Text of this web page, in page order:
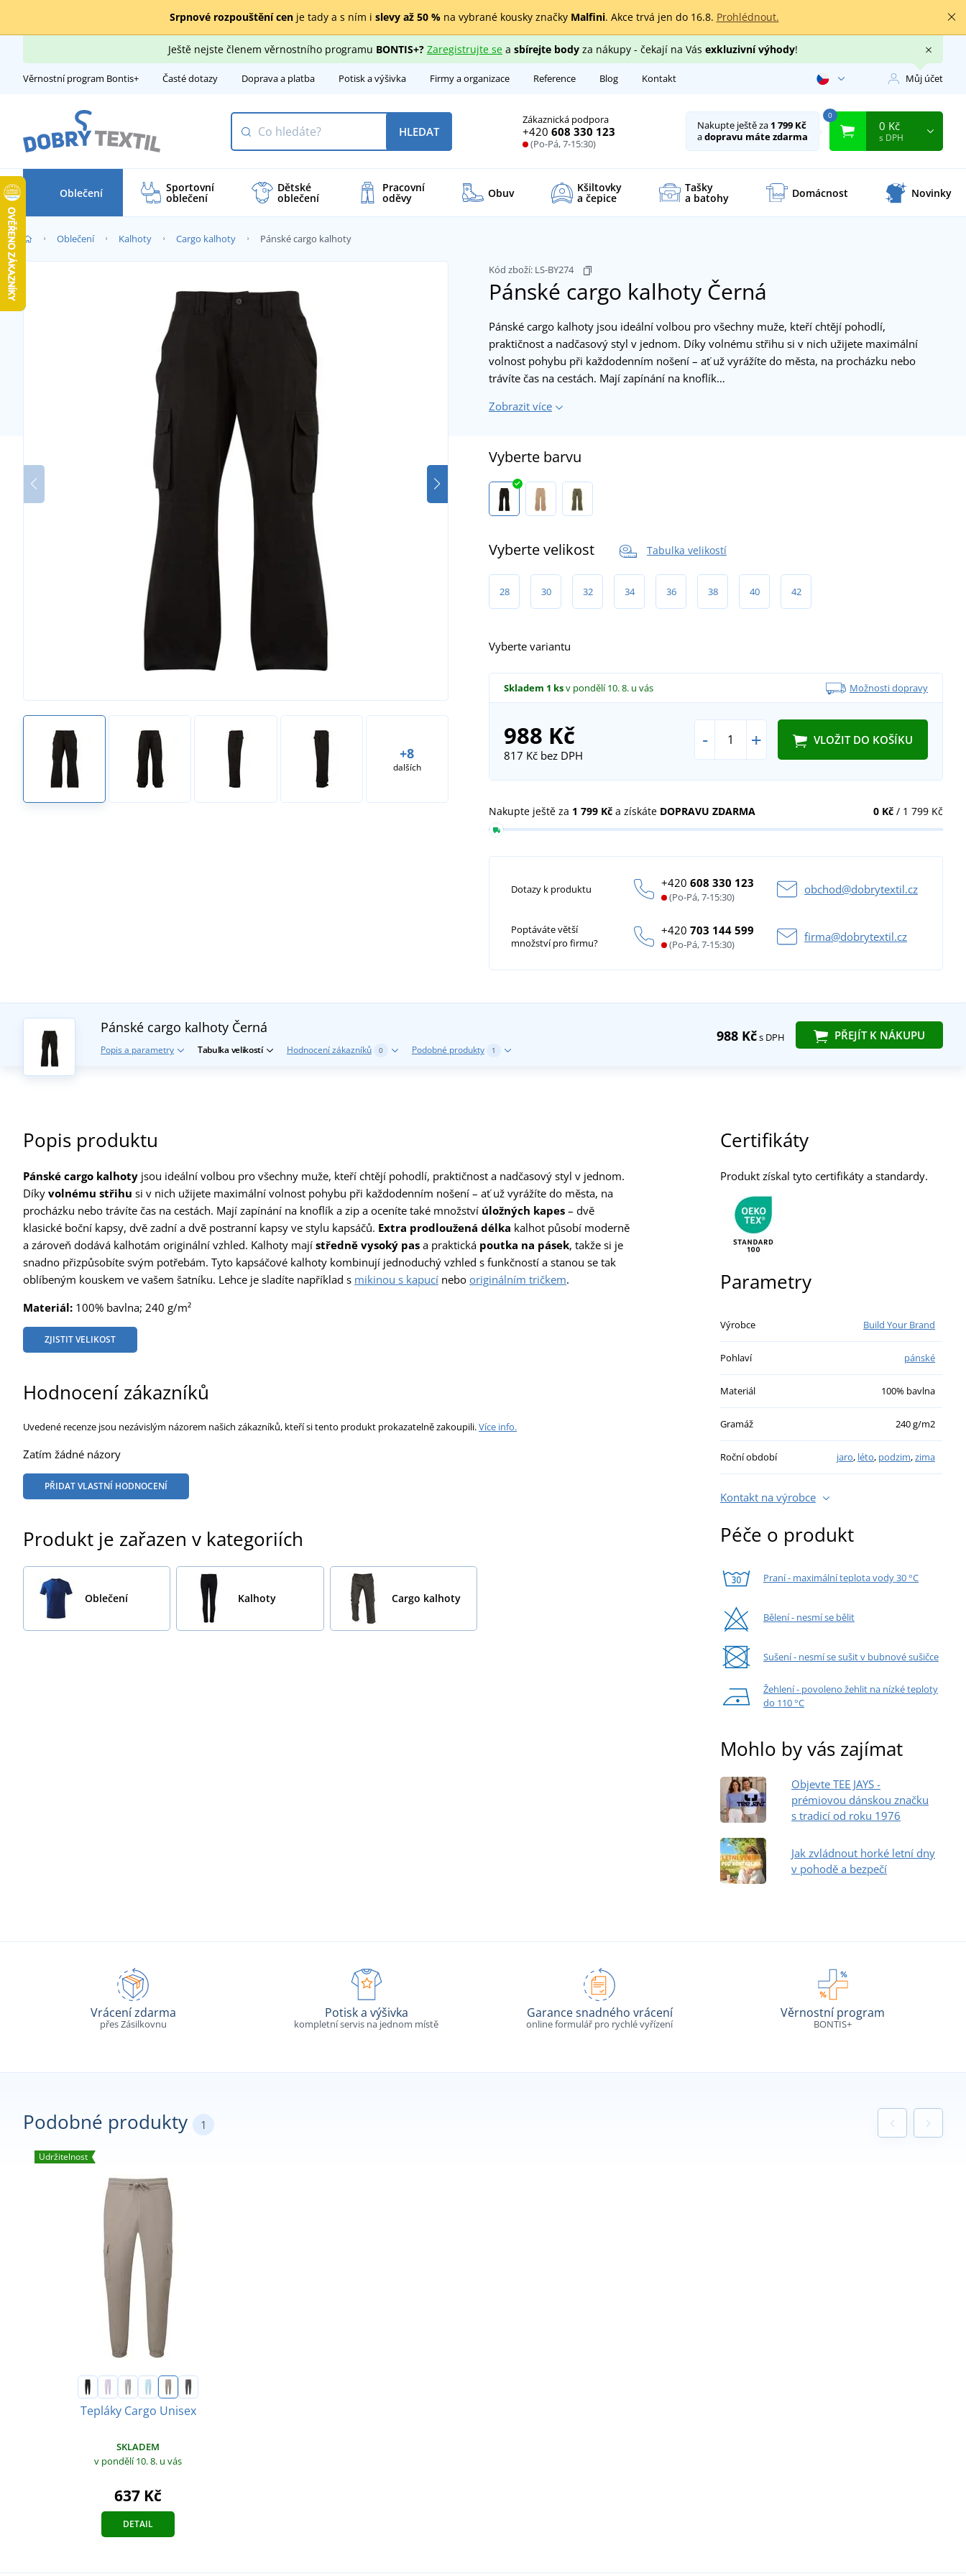
Srpnové rozpouštění cenje tady a s ním i slevy až 50 %na vybrané kousky značky Malfini. Akce trvá jen do 16.8. Prohlédnout.
Ještě nejste členem věrnostního programu BONTIS+? Zaregistrujte sea sbírejte bodyza nákupy - čekají na Vás exkluzivní výhody!
Věrnostní program Bontis+ Časté dotazy Doprava a platba Potisk a výšivka Firmy a organizace Reference Blog Kontakt Můj účet
Zákaznická podpora
+420 608 330 123
(Po-Pá, 7-15:30)
HLEDAT Nakupte ještě za 1 799 Kč
adopravu máte zdarma
0
0 Kč
s DPH
Oblečení Sportovní
oblečení
Dětské
oblečení
Pracovní
oděvy Obuv Kšiltovky
a čepice
Tašky
a batohy Domácnost Novinky
Oblečení Kalhoty Cargo kalhoty Pánské cargo kalhoty
Kód zboží: LS-BY274
Pánské cargo kalhoty Černá
+8
dalších
Pánské cargo kalhoty jsou ideální volbou pro všechny muže, kteří chtějí pohodlí,
praktičnost a nadčasový styl v jednom. Díky volnému střihu si v nich užijete maximální
volnost pohybu při každodenním nošení – ať už vyrážíte do města, na procházku nebo
trávíte čas na cestách. Mají zapínání na knoflík…
Zobrazit více
Vyberte barvu
Vyberte velikost Tabulka velikostí
28 30 32 34 36 38 40 42
Vyberte variantu
Skladem 1 ksv pondělí 10. 8. u vás Možnosti dopravy
988 Kč
817 Kčbez DPH
- + VLOŽIT DO KOŠÍKU
0 Kč/ 1 799 Kč
Nakupte ještě za 1 799 Kč a získáte DOPRAVU ZDARMA
Dotazy k produktu +420608 330 123
(Po-Pá, 7-15:30)
obchod@dobrytextil.cz
Poptáváte větší
množství pro firmu?
+420703 144 599
(Po-Pá, 7-15:30)
firma@dobrytextil.cz
988 Kčs DPH PŘEJÍT K NÁKUPU
Pánské cargo kalhoty Černá
Popis a parametry Tabulka velikostí Hodnocení zákazníků 0 Podobné produkty 1
Popis produktu
Pánské cargo kalhoty jsou ideální volbou pro všechny muže, kteří chtějí pohodlí, praktičnost a nadčasový styl v jednom.
Díky volnému střihu si v nich užijete maximální volnost pohybu při každodenním nošení – ať už vyrážíte do města, na
procházku nebo trávíte čas na cestách. Mají zapínání na knoflík a zip a oceníte také množství úložných kapes – dvě
klasické boční kapsy, dvě zadní a dvě postranní kapsy ve stylu kapsáčů. Extra prodloužená délka kalhot působí moderně
a zároveň dodává kalhotám originální vzhled. Kalhoty mají středně vysoký pas a praktická poutka na pásek, takže si je
snadno přizpůsobíte svým potřebám. Tyto kapsáčové kalhoty kombinují jednoduchý vzhled s funkčností a stanou se tak
oblíbeným kouskem ve vašem šatníku. Lehce je sladíte například s mikinou s kapucí nebo originálním tričkem.
Materiál: 100% bavlna; 240 g/m²
ZJISTIT VELIKOST
Hodnocení zákazníků
Uvedené recenze jsou nezávislým názorem našich zákazníků, kteří si tento produkt prokazatelně zakoupili.Více info.
Zatím žádné názory
PŘIDAT VLASTNÍ HODNOCENÍ
Produkt je zařazen v kategoriích
Oblečení Kalhoty Cargo kalhoty
Certifikáty
Produkt získal tyto certifikáty a standardy.
Parametry
Výrobce Build Your Brand
Pohlaví pánské
Materiál 100% bavlna
Gramáž 240 g/m2
Roční období jaro, léto, podzim,zima
Kontakt na výrobce
Péče o produkt
Praní - maximální teplota vody 30 °C
Bělení - nesmí se bělit
Sušení - nesmí se sušit v bubnové sušičce
Žehlení - povoleno žehlit na nízké teploty
do 110 °C
Mohlo by vás zajímat
Objevte TEE JAYS -
prémiovou dánskou značku
s tradicí od roku 1976
Jak zvládnout horké letní dny
v pohodě a bezpečí
Vrácení zdarma
přes Zásilkovnu
Potisk a výšivka
kompletní servis na jednom místě
Garance snadného vrácení
online formulář pro rychlé vyřízení
Věrnostní program
BONTIS+
Podobné produkty 1
Udržitelnost
Tepláky Cargo Unisex
SKLADEM
v pondělí 10. 8. u vás
637 Kč
DETAIL